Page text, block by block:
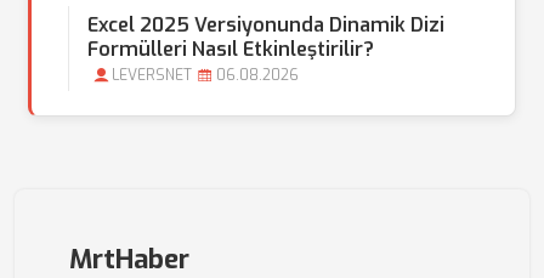
Excel 2025 Versiyonunda Dinamik Dizi
Formülleri Nasıl Etkinleştirilir?
LEVERSNET 06.08.2026
MrtHaber